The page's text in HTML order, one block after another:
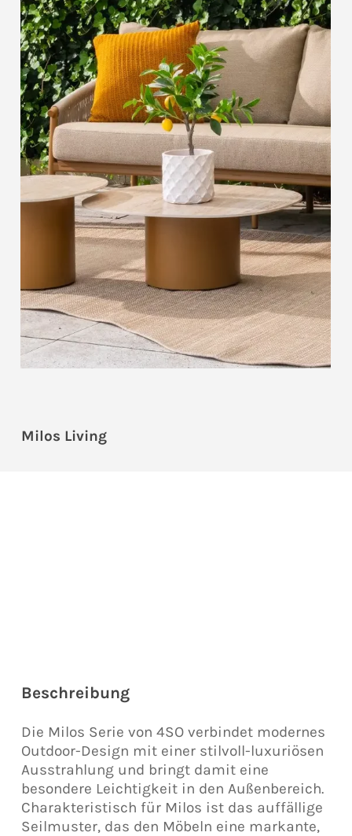
Milos Living
Beschreibung
Die Milos Serie von 4SO verbindet modernes
Outdoor-Design mit einer stilvoll-luxuriösen
Ausstrahlung und bringt damit eine
besondere Leichtigkeit in den Außenbereich.
Charakteristisch für Milos ist das auffällige
Seilmuster, das den Möbeln eine markante,